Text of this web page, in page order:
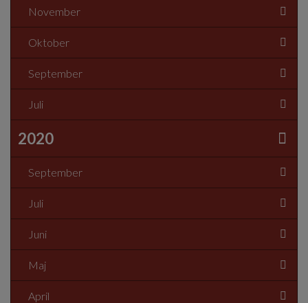
November
Oktober
September
Juli
2020
September
Juli
Juni
Maj
April